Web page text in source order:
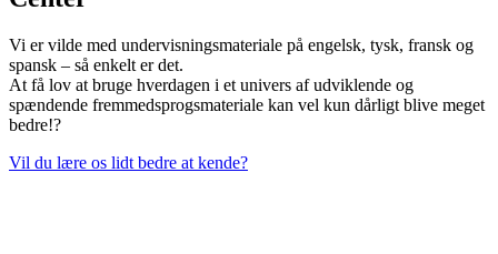
Vi er vilde med undervisningsmateriale på engelsk, tysk, fransk og
spansk – så enkelt er det.
At få lov at bruge hverdagen i et univers af udviklende og
spændende fremmedsprogsmateriale kan vel kun dårligt blive meget
bedre!?
Vil du lære os lidt bedre at kende?